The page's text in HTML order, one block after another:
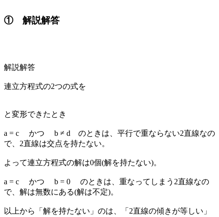
① 解説解答
解説解答
連立方程式の2つの式を
と変形できたとき
a = c かつ b ≠ d のときは、平行で重ならない2直線なの
で、2直線は交点を持たない。
よって連立方程式の解は0個(解を持たない)。
a = c かつ b = 0 のときは、重なってしまう2直線なの
で、解は無数にある(解は不定)。
以上から「解を持たない」のは、「2直線の傾きが等しい」